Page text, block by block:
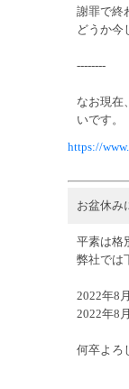
謝罪で終
どうか今
--------
なお現在
いです。
https://
お盆休み
平素は格
弊社では
2022年8
2022年8
何卒よろ